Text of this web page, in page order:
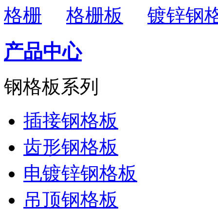
格栅
格栅板 镀锌钢
产品中心
钢格板系列
插接钢格板
齿形钢格板
电镀锌钢格板
吊顶钢格板